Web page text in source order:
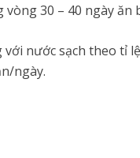
30 – 40 ngày
nước sạch theo tỉ
ngày.